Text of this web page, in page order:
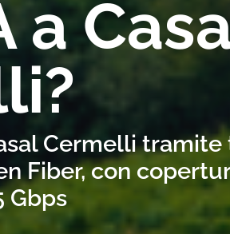
a
Cermelli
Fiber, con
Gbps